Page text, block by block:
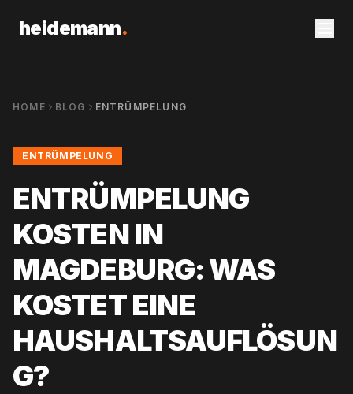
heidemann.
HOME BLOG ENTRÜMPELUNG
ENTRÜMPELUNG
ENTRÜMPELUNG
KOSTEN IN
MAGDEBURG: WAS
KOSTET EINE
HAUSHALTSAUFLÖSUN
G?